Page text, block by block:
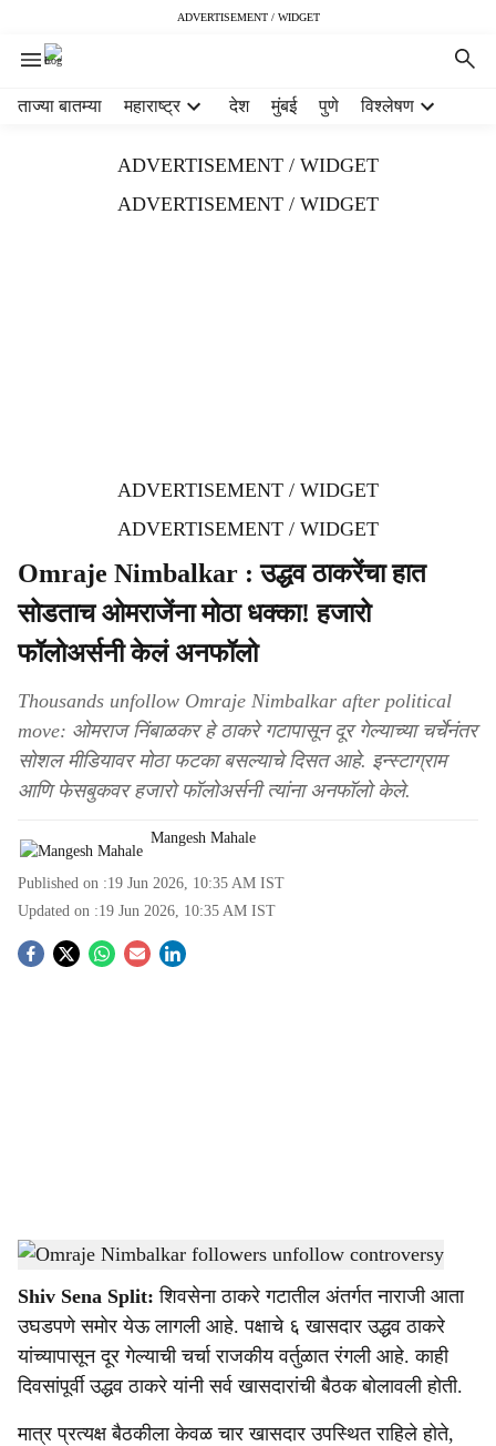
ADVERTISEMENT / WIDGET
ताज्या बातम्या महाराष्ट्र देश मुंबई पुणे विश्लेषण
ADVERTISEMENT / WIDGET
ADVERTISEMENT / WIDGET
ADVERTISEMENT / WIDGET
ADVERTISEMENT / WIDGET
Omraje Nimbalkar : उद्धव ठाकरेंचा हात
सोडताच ओमराजेंना मोठा धक्का! हजारो
फॉलोअर्सनी केलं अनफॉलो
Thousands unfollow Omraje Nimbalkar after political
move: ओमराज निंबाळकर हे ठाकरे गटापासून दूर गेल्याच्या चर्चेनंतर
सोशल मीडियावर मोठा फटका बसल्याचे दिसत आहे. इन्स्टाग्राम
आणि फेसबुकवर हजारो फॉलोअर्सनी त्यांना अनफॉलो केले.
Mangesh Mahale
Published on :19 Jun 2026, 10:35 AM IST
Updated on :19 Jun 2026, 10:35 AM IST
S
a
r
Omraje Nimbalkar followers unfollow controversy-Sarkarnama
Shiv Sena Split: शिवसेना ठाकरे गटातील अंतर्गत नाराजी आता
उघडपणे समोर येऊ लागली आहे. पक्षाचे ६ खासदार उद्धव ठाकरे
यांच्यापासून दूर गेल्याची चर्चा राजकीय वर्तुळात रंगली आहे. काही
दिवसांपूर्वी उद्धव ठाकरे यांनी सर्व खासदारांची बैठक बोलावली होती.
मात्र प्रत्यक्ष बैठकीला केवळ चार खासदार उपस्थित राहिले होते,